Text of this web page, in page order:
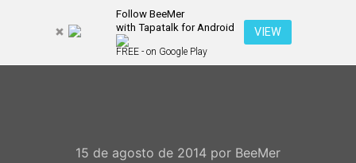
Follow BeeMer
with Tapatalk for Android
FREE - on Google Play
VIEW
15 de agosto de 2014 por BeeMer